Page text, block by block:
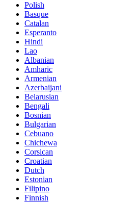
Polish
Basque
Catalan
Esperanto
Hindi
Lao
Albanian
Amharic
Armenian
Azerbaijani
Belarusian
Bengali
Bosnian
Bulgarian
Cebuano
Chichewa
Corsican
Croatian
Dutch
Estonian
Filipino
Finnish